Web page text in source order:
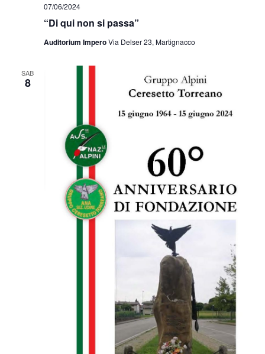
“Di qui non si passa”
07/06/2024
Auditorium ImperoVia Delser 23, Martignacco
SAB
8